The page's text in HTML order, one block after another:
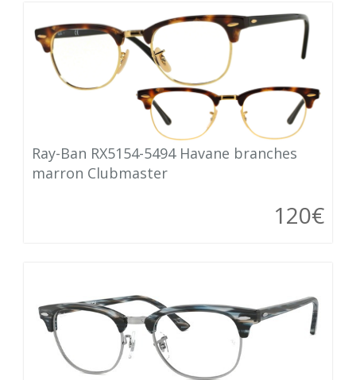
Ray-Ban RX5154-5494 Havane branches
marron Clubmaster
120€